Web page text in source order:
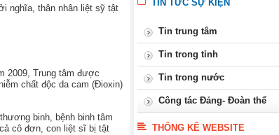
nghĩa, thân nhân liệt sỹ tật
2009, Trung tâm được
chất độc da cam (Đioxin)
binh, bệnh binh tâm
cô đơn, con liệt sĩ bị tật
TIN TỨC SỰ KIỆN
Tin trung tâm
Tin trong tỉnh
Tin trong nước
Công tác Đảng- Đoàn thể
THỐNG KÊ WEBSITE